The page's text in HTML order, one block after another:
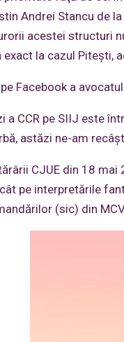
Andrei Stancu de
acestei structuri
exact la cazul Piteşti,
Facebook a
a CCR pe SIIJ este
astăzi ne-am
CJUE din 18
pe interpretările
(sic) din